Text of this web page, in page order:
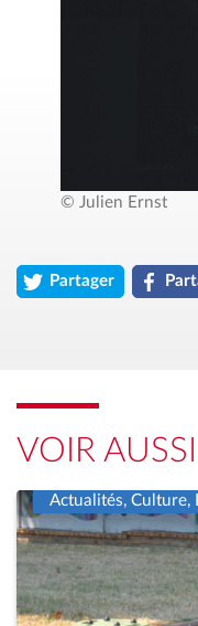
© Julien Ernst
Partager
l'article « STS
VOIR AUSSI
Actualités, Culture,